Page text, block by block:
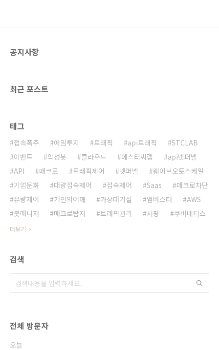
공지사항
최근 포스트
태그
접속폭주 에임투지 트래픽 api트래픽
STCLAB
이벤트
악성봇 클라우드 에스티씨랩
api넷퍼넬
API
매크로 트래픽제어 넷퍼넬
웨이브오토스케일
기업문화
대량접속제어 접속제어 Saas
매크로차단
유량제어
거인의어깨 가상대기실 엠버스터
AWS
봇매니저
매크로탐지 트래픽관리 서평 쿠버네티스
더보기
검색
전체 방문자
오늘